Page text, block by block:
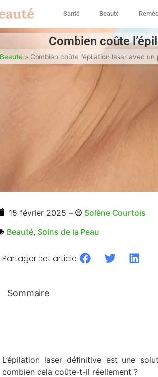
Santé Beauté
Combien coûte
Beauté » Combien coûte l’épilation laser avec un
15 février 2025 –
Solène Courtois
Beauté, Soins de la Peau
Partager cet article :
Sommaire
L’épilation laser définitive est une
combien cela coûte-t-il réellement ?